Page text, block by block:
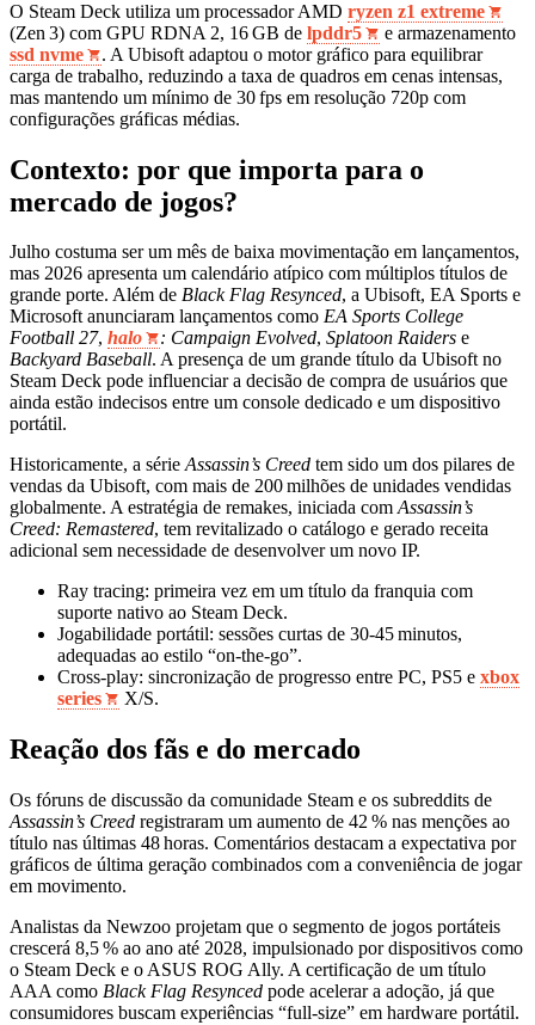
O Steam Deck utiliza um processador AMD ryzen z1 extreme
(Zen 3) com GPU RDNA 2, 16 GB de lpddr5
e armazenamento
ssd nvme
. A Ubisoft adaptou o motor gráfico para equilibrar
carga de trabalho, reduzindo a taxa de quadros em cenas intensas,
mas mantendo um mínimo de 30 fps em resolução 720p com
configurações gráficas médias.
Contexto: por que importa para o
mercado de jogos?
Julho costuma ser um mês de baixa movimentação em lançamentos,
mas 2026 apresenta um calendário atípico com múltiplos títulos de
grande porte. Além de Black Flag Resynced, a Ubisoft, EA Sports e
Microsoft anunciaram lançamentos como EA Sports College
Football 27, halo : Campaign Evolved, Splatoon Raiders e
Backyard Baseball. A presença de um grande título da Ubisoft no
Steam Deck pode influenciar a decisão de compra de usuários que
ainda estão indecisos entre um console dedicado e um dispositivo
portátil.
Historicamente, a sérieAssassin’s Creed tem sido um dos pilares de
vendas da Ubisoft, com mais de 200 milhões de unidades vendidas
globalmente. A estratégia de remakes, iniciada comAssassin’s
Creed: Remastered, tem revitalizado o catálogo e gerado receita
adicional sem necessidade de desenvolver um novo IP.
Ray tracing: primeira vez em um título da franquia com
suporte nativo ao Steam Deck.
Jogabilidade portátil: sessões curtas de 30‑45 minutos,
adequadas ao estilo “on‑the‑go”.
Cross‑play: sincronização de progresso entre PC, PS5 e xbox
series
X/S.
Reação dos fãs e do mercado
Os fóruns de discussão da comunidade Steam e os subreddits de
Assassin’s Creed registraram um aumento de 42 % nas menções ao
título nas últimas 48 horas. Comentários destacam a expectativa por
gráficos de última geração combinados com a conveniência de jogar
em movimento.
Analistas da Newzoo projetam que o segmento de jogos portáteis
crescerá 8,5 % ao ano até 2028, impulsionado por dispositivos como
o Steam Deck e o ASUS ROG Ally. A certificação de um título
AAA como Black Flag Resynced pode acelerar a adoção, já que
consumidores buscam experiências “full‑size” em hardware portátil.